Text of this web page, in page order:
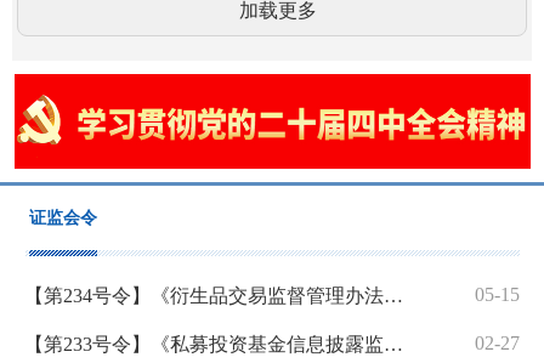
加载更多
证监会令
【第234号令】《衍生品交易监督管理办法（试行）》 05-15
【第233号令】《私募投资基金信息披露监督管理办法》 02-27